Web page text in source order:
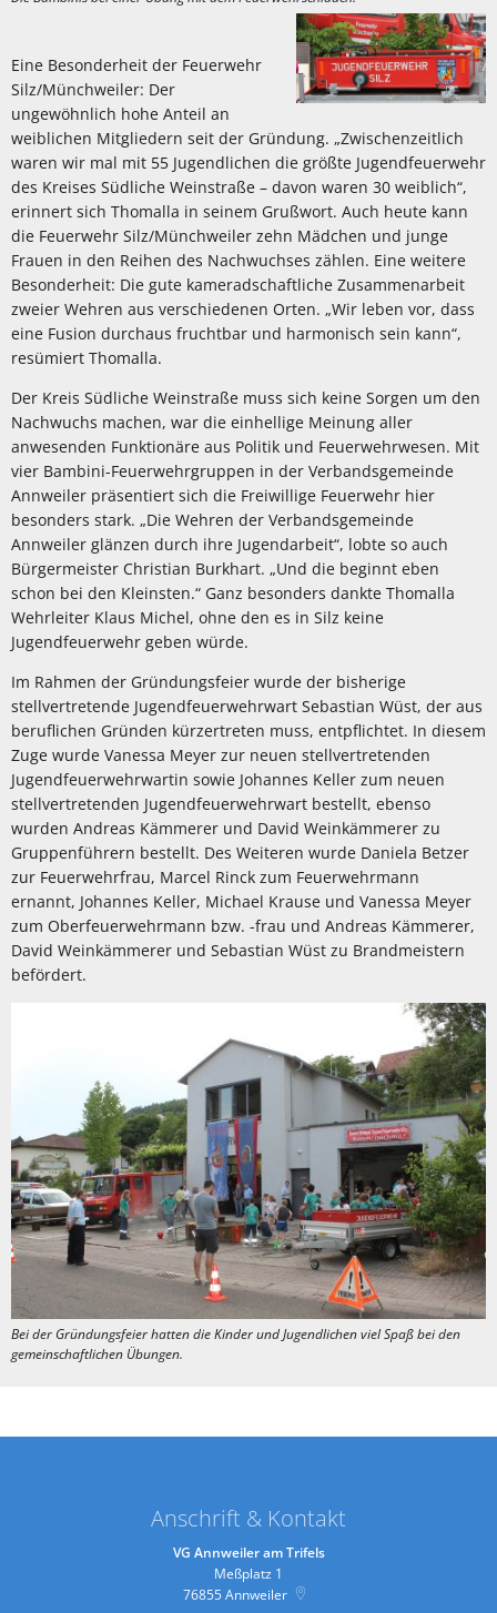
Eine Besonderheit der Feuerwehr
Silz/Münchweiler: Der
ungewöhnlich hohe Anteil an
weiblichen Mitgliedern seit der Gründung. „Zwischenzeitlich
waren wir mal mit 55 Jugendlichen die größte Jugendfeuerwehr
des Kreises Südliche Weinstraße – davon waren 30 weiblich“,
erinnert sich Thomalla in seinem Grußwort. Auch heute kann
die Feuerwehr Silz/Münchweiler zehn Mädchen und junge
Frauen in den Reihen des Nachwuchses zählen. Eine weitere
Besonderheit: Die gute kameradschaftliche Zusammenarbeit
zweier Wehren aus verschiedenen Orten. „Wir leben vor, dass
eine Fusion durchaus fruchtbar und harmonisch sein kann“,
resümiert Thomalla.
Der Kreis Südliche Weinstraße muss sich keine Sorgen um den
Nachwuchs machen, war die einhellige Meinung aller
anwesenden Funktionäre aus Politik und Feuerwehrwesen. Mit
vier Bambini-Feuerwehrgruppen in der Verbandsgemeinde
Annweiler präsentiert sich die Freiwillige Feuerwehr hier
besonders stark. „Die Wehren der Verbandsgemeinde
Annweiler glänzen durch ihre Jugendarbeit“, lobte so auch
Bürgermeister Christian Burkhart. „Und die beginnt eben
schon bei den Kleinsten.“ Ganz besonders dankte Thomalla
Wehrleiter Klaus Michel, ohne den es in Silz keine
Jugendfeuerwehr geben würde.
Im Rahmen der Gründungsfeier wurde der bisherige
stellvertretende Jugendfeuerwehrwart Sebastian Wüst, der aus
beruflichen Gründen kürzertreten muss, entpflichtet. In diesem
Zuge wurde Vanessa Meyer zur neuen stellvertretenden
Jugendfeuerwehrwartin sowie Johannes Keller zum neuen
stellvertretenden Jugendfeuerwehrwart bestellt, ebenso
wurden Andreas Kämmerer und David Weinkämmerer zu
Gruppenführern bestellt. Des Weiteren wurde Daniela Betzer
zur Feuerwehrfrau, Marcel Rinck zum Feuerwehrmann
ernannt, Johannes Keller, Michael Krause und Vanessa Meyer
zum Oberfeuerwehrmann bzw. -frau und Andreas Kämmerer,
David Weinkämmerer und Sebastian Wüst zu Brandmeistern
befördert.
Bei der Gründungsfeier hatten die Kinder und Jugendlichen viel Spaß bei den
gemeinschaftlichen Übungen.
Anschrift & Kontakt
VG Annweiler am Trifels
Meßplatz 1
76855Annweiler